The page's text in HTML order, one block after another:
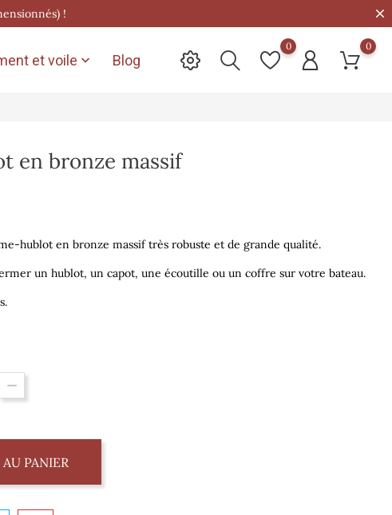
!
et voile  Blog
0 0
en bronze massif
hublot en bronze massif très robuste et de grande qualité.
un hublot, un capot, une écoutille ou un coffre sur votre bateau.
PANIER